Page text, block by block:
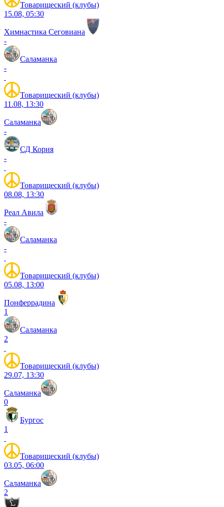
Товарищеский (клубы)
15.08, 05:30
Химнастика Сеговиана
-
Саламанка
-
Товарищеский (клубы)
11.08, 13:30
Саламанка
-
СД Кория
-
Товарищеский (клубы)
08.08, 13:30
Реал Авила
-
Саламанка
-
Товарищеский (клубы)
05.08, 13:00
Понферрадина
1
Саламанка
2
Товарищеский (клубы)
29.07, 13:30
Саламанка
0
Бургос
1
Товарищеский (клубы)
03.05, 06:00
Саламанка
2